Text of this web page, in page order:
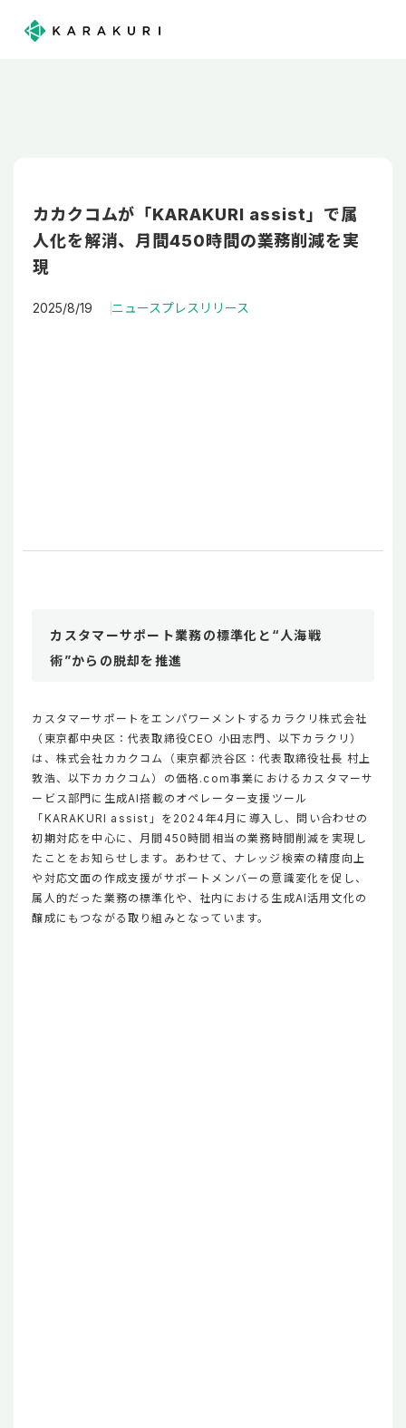
カカクコムが「KARAKURI assist」で属
人化を解消、月間450時間の業務削減を実
現
ニュースプレスリリース
2025/8/19
カスタマーサポート業務の標準化と“人海戦
術”からの脱却を推進
カスタマーサポートをエンパワーメントするカラクリ株式会社
（東京都中央区：代表取締役CEO 小田志門、以下カラクリ）
は、株式会社カカクコム（東京都渋谷区：代表取締役社長 村上
敦浩、以下カカクコム）の価格.com事業におけるカスタマーサ
ービス部門に生成AI搭載のオペレーター支援ツール
「KARAKURI assist」を2024年4月に導入し、問い合わせの
初期対応を中心に、月間450時間相当の業務時間削減を実現し
たことをお知らせします。あわせて、ナレッジ検索の精度向上
や対応文面の作成支援がサポートメンバーの意識変化を促し、
属人的だった業務の標準化や、社内における生成AI活用文化の
醸成にもつながる取り組みとなっています。